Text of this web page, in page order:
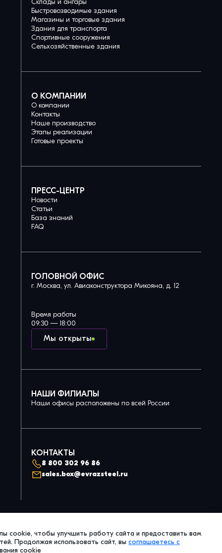
cookie, чтобы улучшить работу сайта и предоставить вам
Продолжая использовать сайт, вы соглашаетесь с
cookie
Склады и ангары
Быстровозводимые здания
Магазины и торговые здания
Здания для транспорта
Спортивные сооружения
Сельхозяйственные здания
О КОМПАНИИ
О компании
Контакты
Наше производство
Этапы реализации
Готовые проекты
ПРЕСС-ЦЕНТР
Новости
Статьи
База знаний
FAQ
ГОЛОВНОЙ ОФИС
г. Москва, ул. Авиаконструктора Микояна, д. 12
Мы открыты
Время работы
09:30 — 18:00
НАШИ ФИЛИАЛЫ
Наши офисы расположены по всей России
КОНТАКТЫ
8 800 302 96 86
sales.box@evrazsteel.ru
© 2026 Evraz Steel Box. All Right Reserved.